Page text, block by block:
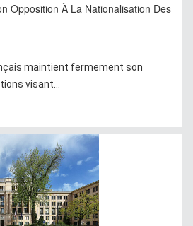
Opposition À La Nationalisation Des
maintient fermement son
visant...